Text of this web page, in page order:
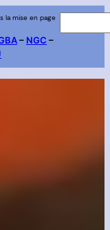
la mise en page
– NGC –